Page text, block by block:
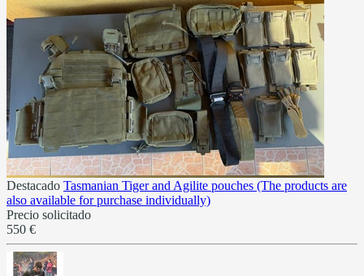
Destacado Tasmanian Tiger and Agilite pouches (The products are
also available for purchase individually)
Precio solicitado
550 €